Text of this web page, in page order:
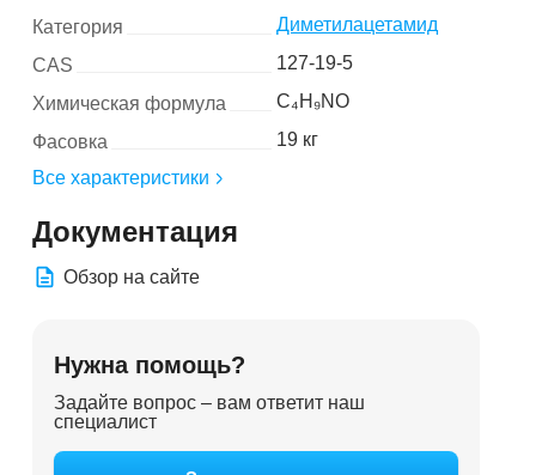
Категория
Диметилацетамид
CAS
127-19-5
Химическая формула
C₄H₉NO
Фасовка
19 кг
Все характеристики
Документация
Обзор на сайте
Нужна помощь?
Задайте вопрос – вам ответит наш
специалист